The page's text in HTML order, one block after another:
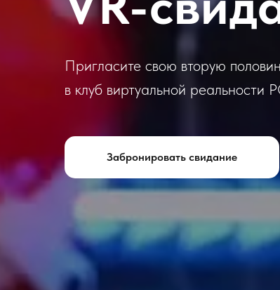
Пригласите свою вторую
в клуб виртуальной реальности
Забронировать свидание